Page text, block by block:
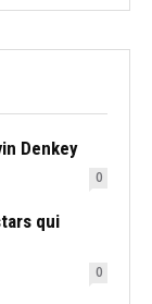
Denkey
0
qui
0